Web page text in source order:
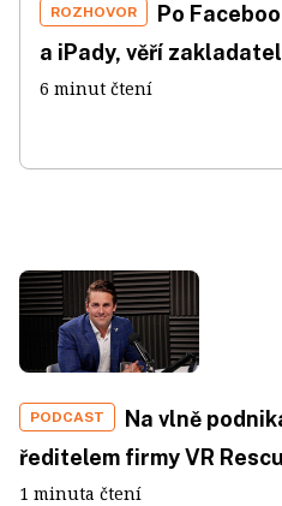
ROZHOVOR
Po
a iPady, věří
6 minut čtení
PODCAST
Na vlně
ředitelem firmy VR
1 minuta čtení